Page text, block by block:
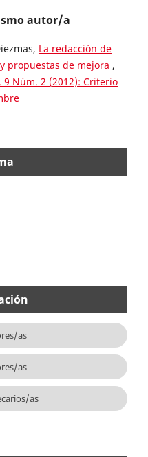
autor/a
La redacción de
propuestas de mejora ,
Núm. 2 (2012): Criterio
as
as
as